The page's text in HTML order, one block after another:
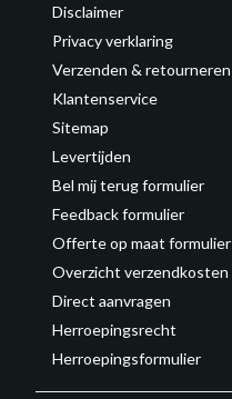
Disclaimer
Privacy verklaring
Verzenden & retourneren
Klantenservice
Sitemap
Levertijden
Bel mij terug formulier
Feedback formulier
Offerte op maat formulier
Overzicht verzendkosten
Direct aanvragen
Herroepingsrecht
Herroepingsformulier